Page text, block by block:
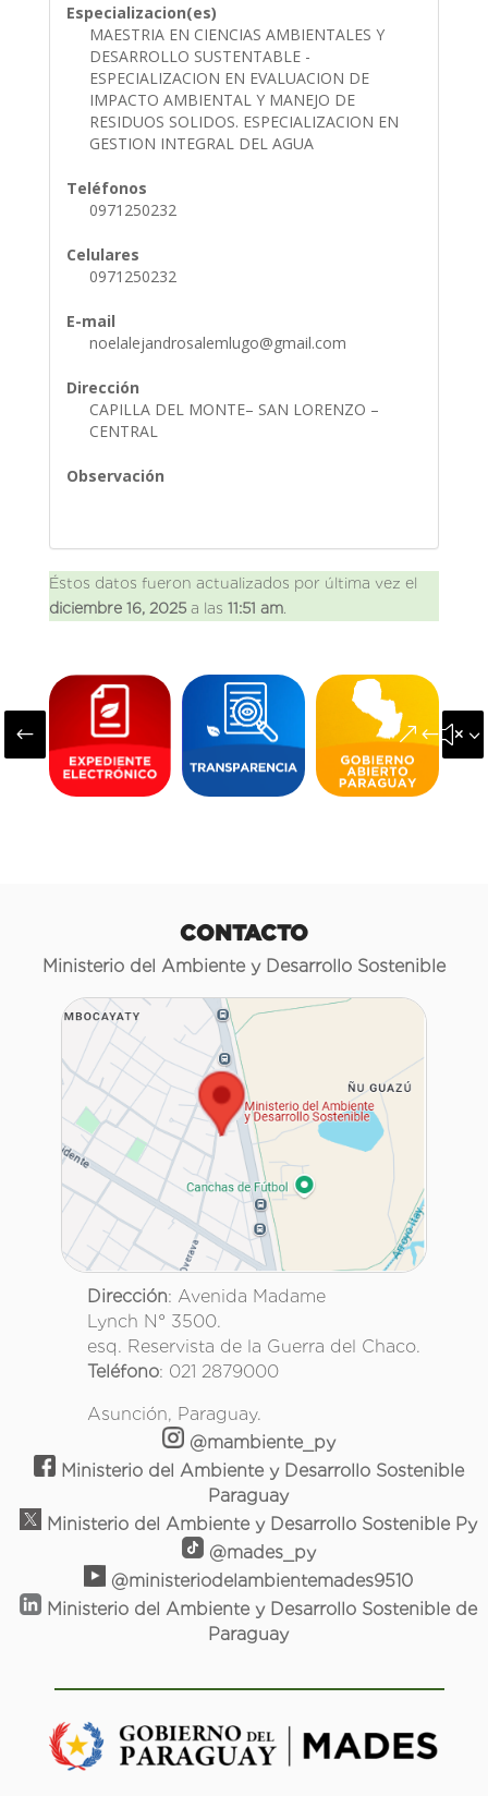
Especializacion(es)
MAESTRIA EN CIENCIAS AMBIENTALES Y
DESARROLLO SUSTENTABLE -
ESPECIALIZACION EN EVALUACION DE
IMPACTO AMBIENTAL Y MANEJO DE
RESIDUOS SOLIDOS. ESPECIALIZACION EN
GESTION INTEGRAL DEL AGUA
Teléfonos
0971250232
Celulares
0971250232
E-mail
noelalejandrosalemlugo@gmail.com
Dirección
CAPILLA DEL MONTE– SAN LORENZO –
CENTRAL
Observación
Éstos datos fueron actualizados por última vez el
diciembre 16, 2025a las 11:51 am.
#
CONTACTO
Ministerio del Ambiente y Desarrollo Sostenible
Dirección: Avenida Madame
Lynch N° 3500.
esq. Reservista de la Guerra del Chaco.
Teléfono: 021 2879000
Asunción, Paraguay.
@mambiente_py
Ministerio del Ambiente y Desarrollo Sostenible
Paraguay
Ministerio del Ambiente y Desarrollo Sostenible Py
@mades_py
@ministeriodelambientemades9510
Ministerio del Ambiente y Desarrollo Sostenible de
Paraguay